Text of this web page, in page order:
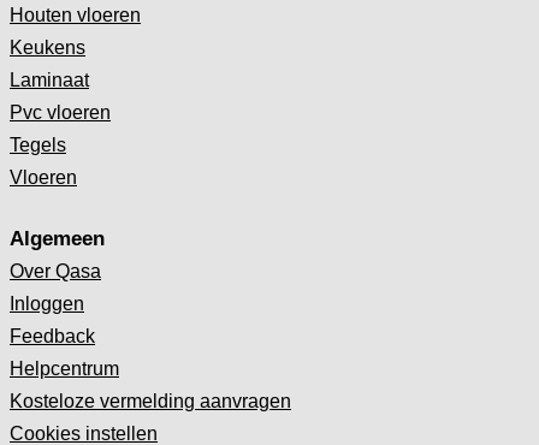
Houten vloeren
Keukens
Laminaat
Pvc vloeren
Tegels
Vloeren
Algemeen
Over Qasa
Inloggen
Feedback
Helpcentrum
Kosteloze vermelding aanvragen
Cookies instellen